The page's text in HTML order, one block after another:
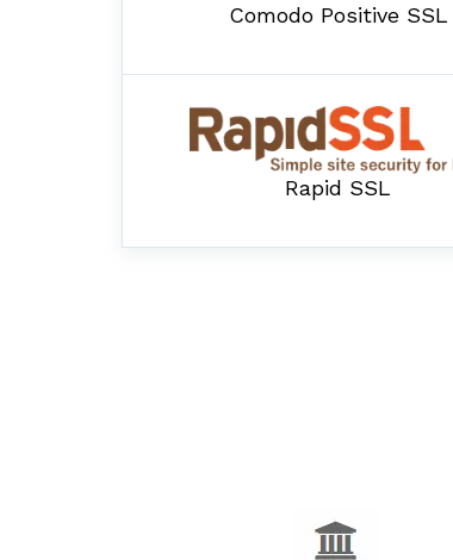
Comodo Positive SSL
Rapid SSL